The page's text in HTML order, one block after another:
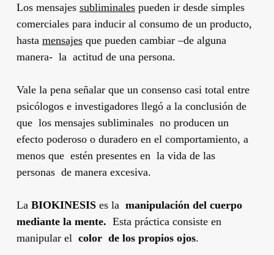
Los mensajes subliminalespueden ir desde simples
comerciales para inducir al consumo de un producto,
hasta mensajesque pueden cambiar –de alguna
manera- la actitud de una persona.
Vale la pena señalar que un consenso casi total entre
psicólogos e investigadores llegó a la conclusión de
que los mensajes subliminales no producen un
efecto poderoso o duradero en el comportamiento, a
menos que estén presentes en la vida de las
personas de manera excesiva.
La BIOKINESISes la manipulación del cuerpo
mediante la mente. Esta práctica consiste en
manipular el color de los propios ojos.